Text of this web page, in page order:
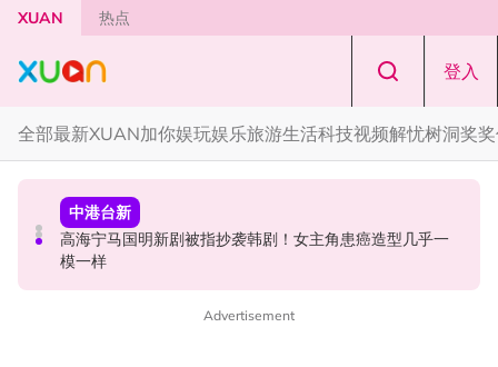
Skip to main content
XUAN 热点
登入
全部最新XUAN加你娱玩娱乐旅游生活科技视频解忧树洞奖
活动
Cadbury Dairy Milk x Lotus Biscoff 登陆大马！
熬夜看戏
熬夜看戏｜《鬼谜东宫》人比鬼更可怕！曹承佑演技撑起
全剧
中港台新
高海宁马国明新剧被指抄袭韩剧！女主角患癌造型几乎一
模一样
Advertisement